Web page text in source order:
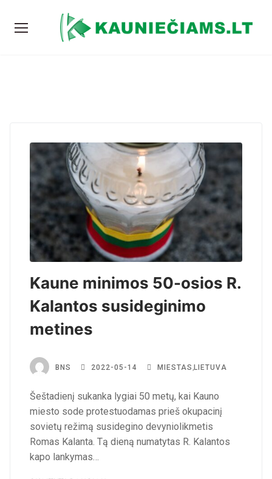
Kaune minimos 50-osios R.
Kalantos susideginimo
metines
BNS 2022-05-14 MIESTAS ,LIETUVA
Šeštadienį sukanka lygiai 50 metų, kai Kauno
miesto sode protestuodamas prieš okupacinį
sovietų režimą susidegino devyniolikmetis
Romas Kalanta. Tą dieną numatytas R. Kalantos
kapo lankymas…